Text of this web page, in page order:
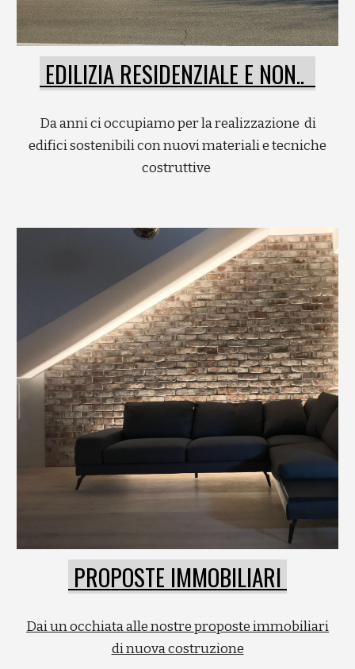
EDILIZIA RESIDENZIALE E NON..
Da anni ci occupiamo per la realizzazione di
edifici sostenibili con nuovi materiali e tecniche
costruttive
PROPOSTE IMMOBILIARI
Dai un occhiata alle nostre proposte immobiliari
di nuova costruzione